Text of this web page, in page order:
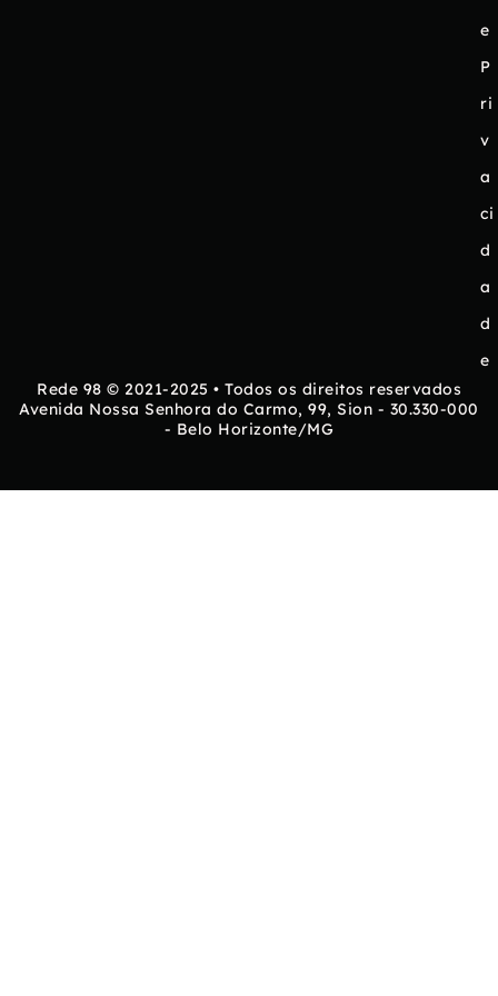
e
P
ri
v
a
ci
d
a
d
e
Rede 98 © 2021-2025 • Todos os direitos reservados
Avenida Nossa Senhora do Carmo, 99, Sion - 30.330-000
- Belo Horizonte/MG